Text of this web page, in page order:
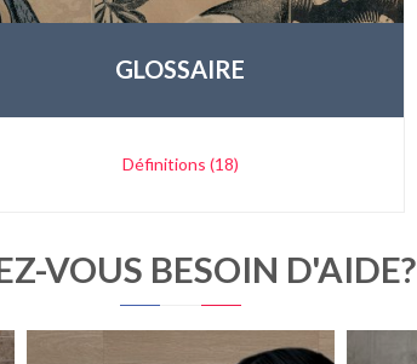
GLOSSAIRE
Définitions (18)
VOUS BESOIN D'AIDE?